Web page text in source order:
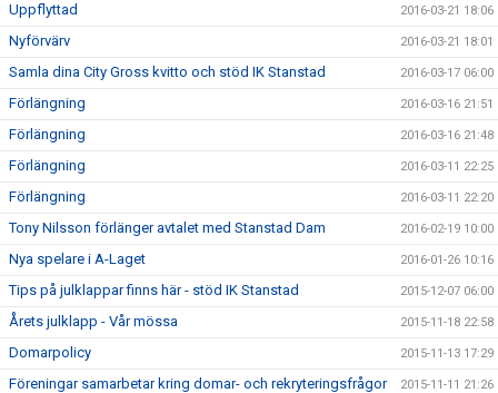
Uppflyttad 2016-03-21 18:06
Nyförvärv 2016-03-21 18:01
Samla dina City Gross kvitto och stöd IK Stanstad 2016-03-17 06:00
Förlängning 2016-03-16 21:51
Förlängning 2016-03-16 21:48
Förlängning 2016-03-11 22:25
Förlängning 2016-03-11 22:20
Tony Nilsson förlänger avtalet med Stanstad Dam 2016-02-19 10:00
Nya spelare i A-Laget 2016-01-26 10:16
Tips på julklappar finns här - stöd IK Stanstad 2015-12-07 06:00
Årets julklapp - Vår mössa 2015-11-18 22:58
Domarpolicy 2015-11-13 17:29
Föreningar samarbetar kring domar- och rekryteringsfrågor 2015-11-11 21:26